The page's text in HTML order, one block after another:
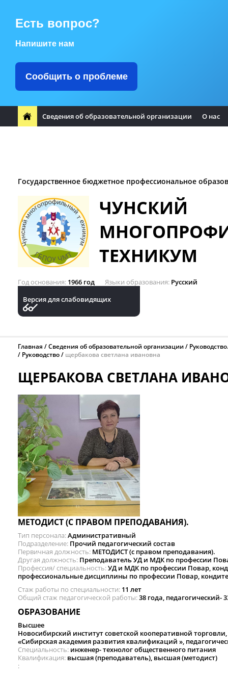
Есть вопрос?
Напишите нам
Сообщить о проблеме
Сведения об образовательной организации О нас
Государственное бюджетное профессиональное
ЧУНСКИЙ
ТЕХНИКУМ
Год основания 1966 год Языки образования Русский
Версия для слабовидящих
Главная Сведения об образовательной организации
Руководство
щербакова светлана ивановна
ЩЕРБАКОВА СВЕТЛАНА
МЕТОДИСТ (С ПРАВОМ ПРЕПОДАВАНИЯ).
Тип персонала Административный
Подразделение Прочий педагогический состав
Первичная должность МЕТОДИСТ (с правом преподавания).
Другая должность Преподаватель УД и МДК по профессии
Профессия/ специальность УД и МДК по профессии Повар,
профессиональные дисциплины по профессии Повар,
Стаж работы по специальности 11 лет
Общий стаж педагогической работы 38 года, педагогический-
ОБРАЗОВАНИЕ
Высшее
Новосибирский институт советской кооперативной
«Сибирская академия развития квалификаций »,
Специальность инженер- технолог общественного питания
Квалификация высшая (преподаватель), высшая (методист)